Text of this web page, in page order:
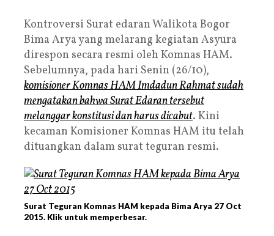
Kontroversi Surat edaran Walikota Bogor
Bima Arya yang melarang kegiatan Asyura
direspon secara resmi oleh Komnas HAM.
Sebelumnya, pada hari Senin (26/10),
komisioner Komnas HAM Imdadun Rahmat sudah
mengatakan bahwa Surat Edaran tersebut
melanggar konstitusi dan harus dicabut. Kini
kecaman Komisioner Komnas HAM itu telah
dituangkan dalam surat teguran resmi.
Surat Teguran Komnas HAM kepada Bima Arya 27 Oct
2015. Klik untuk memperbesar.